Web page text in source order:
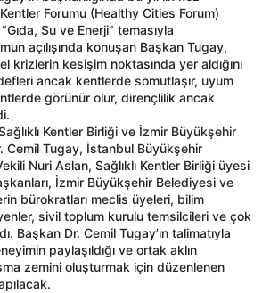
Forumu (Healthy Cities Forum)
Su ve Enerji” temasıyla
açılışında konuşan Başkan Tugay,
krizlerin kesişim noktasında yer aldığını
ancak kentlerde somutlaşır, uyum
görünür olur, dirençlilik ancak
Kentler Birliği ve İzmir Büyükşehir
Cemil Tugay, İstanbul Büyükşehir
Nuri Aslan, Sağlıklı Kentler Birliği üyesi
İzmir Büyükşehir Belediyesi ve
bürokratları meclis üyeleri, bilim
sivil toplum kurulu temsilcileri ve çok
Başkan Dr. Cemil Tugay’ın talimatıyla
paylaşıldığı ve ortak aklın
zemini oluşturmak için düzenlenen